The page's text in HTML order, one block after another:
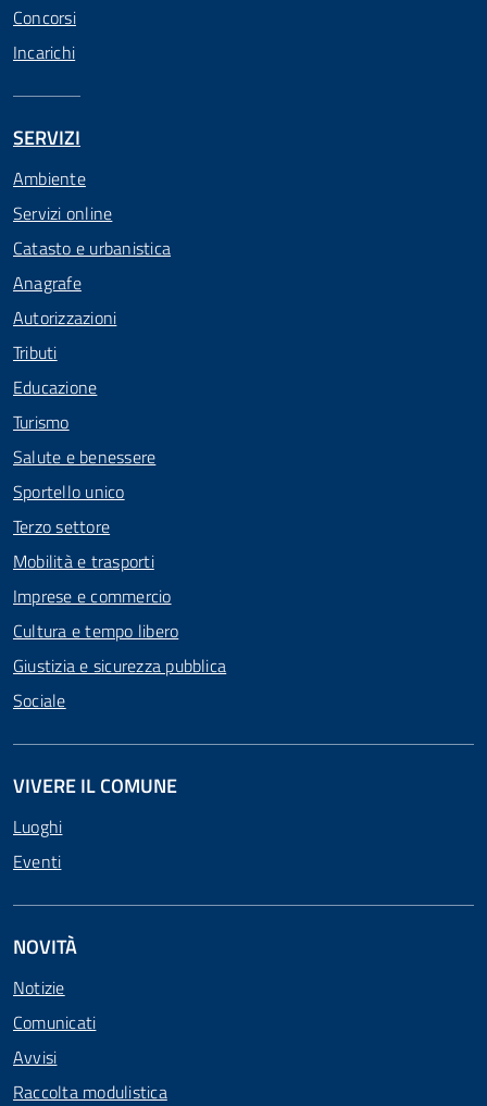
Concorsi
Incarichi
SERVIZI
Ambiente
Servizi online
Catasto e urbanistica
Anagrafe
Autorizzazioni
Tributi
Educazione
Turismo
Salute e benessere
Sportello unico
Terzo settore
Mobilità e trasporti
Imprese e commercio
Cultura e tempo libero
Giustizia e sicurezza pubblica
Sociale
VIVERE IL COMUNE
Luoghi
Eventi
NOVITÀ
Notizie
Comunicati
Avvisi
Raccolta modulistica